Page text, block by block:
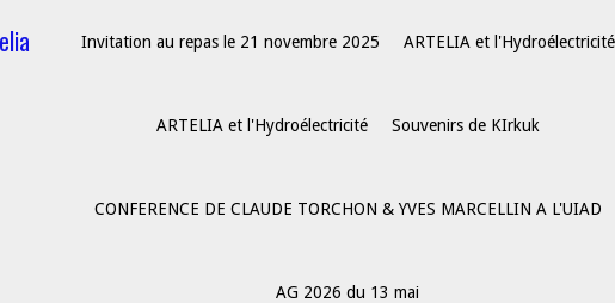
Invitation au repas le 21 novembre 2025 ARTELIA et l'Hydroélectricité
ARTELIA et l'Hydroélectricité Souvenirs de KIrkuk
CONFERENCE DE CLAUDE TORCHON & YVES MARCELLIN A L'UIAD
AG 2026 du 13 mai